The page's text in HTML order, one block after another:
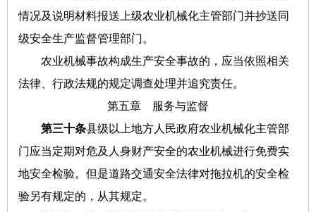
情况及说明材料报送上级农业机械化主管部门并抄送同
级安全生产监督管理部门。
农业机械事故构成生产安全事故的，应当依照相关
法律、行政法规的规定调查处理并追究责任。
第五章 服务与监督
第三十条县级以上地方人民政府农业机械化主管部
门应当定期对危及人身财产安全的农业机械进行免费实
地安全检验。但是道路交通安全法律对拖拉机的安全检
验另有规定的，从其规定。